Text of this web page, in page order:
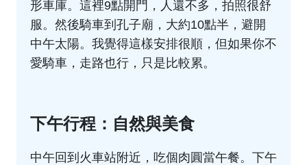
形車庫。這裡9點開門，人還不多，拍照很舒
服。然後騎車到孔子廟，大約10點半，避開
中午太陽。我覺得這樣安排很順，但如果你不
愛騎車，走路也行，只是比較累。
下午行程：自然與美食
中午回到火車站附近，吃個肉圓當午餐。下午